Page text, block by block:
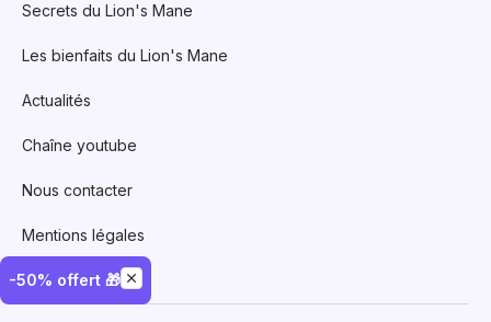
-50% offert 🎁
Secrets du Lion's Mane
Les bienfaits du Lion's Mane
Actualités
Chaîne youtube
Nous contacter
Mentions légales